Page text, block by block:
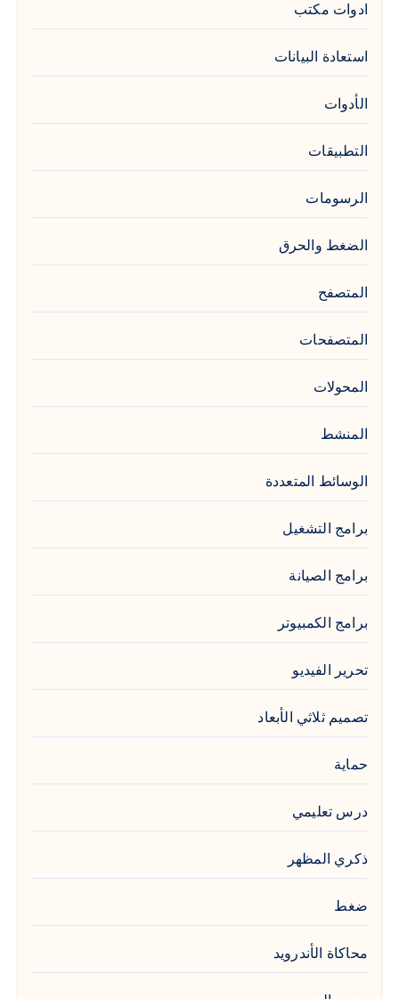
ادوات مكتب
استعادة البيانات
الأدوات
التطبيقات
الرسومات
الضغط والحرق
المتصفح
المتصفحات
المحولات
المنشط
الوسائط المتعددة
برامج التشغيل
برامج الصيانة
برامج الكمبيوتر
تحرير الفيديو
تصميم ثلاثي الأبعاد
حماية
درس تعليمي
ذكري المظهر
ضغط
محاكاة الأندرويد